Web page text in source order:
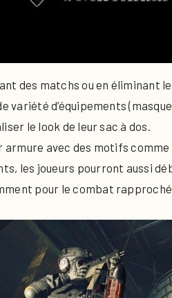
des matchs ou en éliminant
variété d’équipements
le look de leur sac à dos.
avec des motifs comme
les joueurs pourront aussi
pour le combat